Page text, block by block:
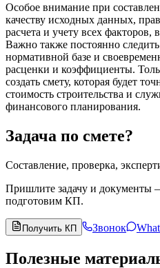
Особое внимание при
качеству исходных данных,
расчета и учету всех
Важно также постоянно
нормативной базе и
расценки и коэффициенты.
создать смету, которая будет
стоимость строительства и
финансового планирования.
Задача по смете?
Составление, проверка,
Пришлите задачу и документы
подготовим КП.
Получить КП Звонок
Полезные